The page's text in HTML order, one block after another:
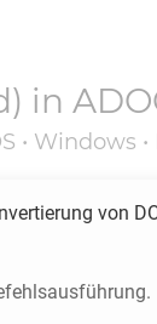
in
• Windows
von